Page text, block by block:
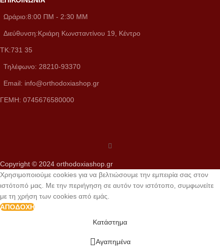
Ωράριο:8:00 ΠM - 2:30 MM
Διεύθυνση:Κριάρη Κωνσταντίνου 19, Κέντρο
ΤΚ:731 35
Τηλέφωνο: 28210-93370
Email: info@orthodoxiashop.gr
ΓΕΜH: 0745676580000
Copyright © 2024 orthodoxiashop.gr
Χρησιμοποιούμε cookies για να βελτιώσουμε την εμπειρία σας στον
ιστότοπό μας. Με την περιήγηση σε αυτόν τον ιστότοπο, συμφωνείτε
με τη χρήση των cookies από εμάς.
ΑΠΟΔΟΧΉ
Κατάστημα
Αγαπημένα